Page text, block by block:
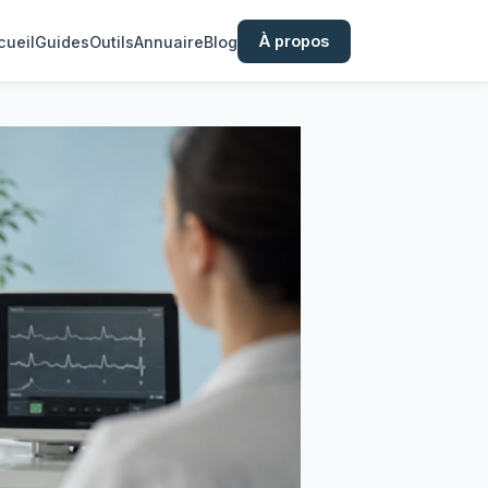
GuidesOutilsAnnuaireBlog À propos